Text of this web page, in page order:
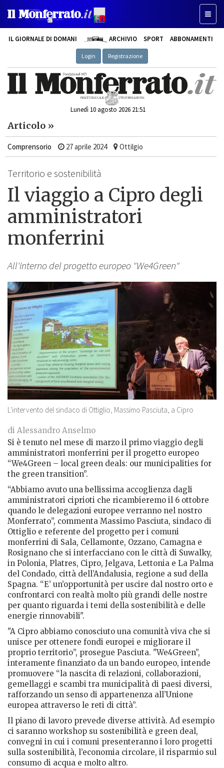
IL GIORNALE DI DOMANI ARCHIVIO SPORT ABBONAMENTI
Login Registrazione
Lunedì 10 agosto 2026 21:51
Articolo »
Comprensorio 27 aprile 2024 Ottilgio
Territorio e sostenibilità
Il viaggio a Cipro degli
amministratori
monferrini
All'interno del progetto europeo "We4Green"
L'intervento del sindaco di Ottiglio, Massimo Pasciuta, a Cipro
di Alessandro Anselmo
Si è tenuto nel mese di marzo il primo viaggio degli
amministratori monferrini per il progetto europeo
“We4Green – local green deals: our municipalities for
the green transition”.
“Abbiamo avuto una bellissima accoglienza dagli
amministratori ciprioti che ricambieremo il 6 ottobre
quando le delegazioni europee verranno nel nostro
Monferrato”, commenta Massimo Pasciuta, sindaco di
Ottiglio e referente del progetto per i comuni
monferrini di Sala, Cellamonte, Ozzano, Camagna e
Rosignano che si interfacciano con le città di Suwalky,
in Polonia, Platres, Cipro, Jelgava, Lettonia e La Palma
del Condado, città dell’Andalusia, regione a sud della
Spagna. “E’ un’opportunità per uscire dal nostro orto e
confrontarci con realtà molto più grandi delle nostre
per quanto riguarda i temi della sostenibilità e delle
energie rinnovabili".
"A Cipro abbiamo conosciuto una comunità viva che si
unisce per ottenere fondi europei e migliorare il
proprio territorio”, prosegue Pasciuta. "We4Green”,
interamente finanziato da un bando europeo, intende
promuovere “la nascita di relazioni, collaborazioni,
gemellaggi e scambi tra municipalità di paesi diversi,
rafforzando un senso di appartenenza all’Unione
europea attraverso le reti di città”.
Il piano di lavoro prevede diverse attività. Ad esempio
ci saranno workshop su sostenibilità e green deal,
convegni in cui i comuni presenteranno i loro progetti
sulla sostenibilità, l’economia circolare, il risparmio sul
consumo di acqua e molto altro.